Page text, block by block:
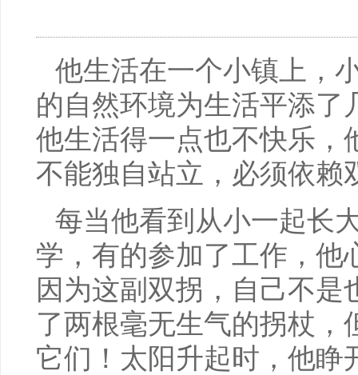
他生活在一个小镇上，
的自然环境为生活平添了
他生活得一点也不快乐，
不能独自站立，必须依赖
每当他看到从小一起长
学，有的参加了工作，他
因为这副双拐，自己不
了两根毫无生气的拐杖，
它们！太阳升起时，他睁